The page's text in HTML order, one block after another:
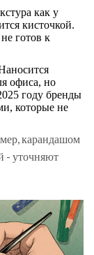
как у
кисточкой.
готов к
офиса, но
году бренды
которые не
карандашом
- уточняют